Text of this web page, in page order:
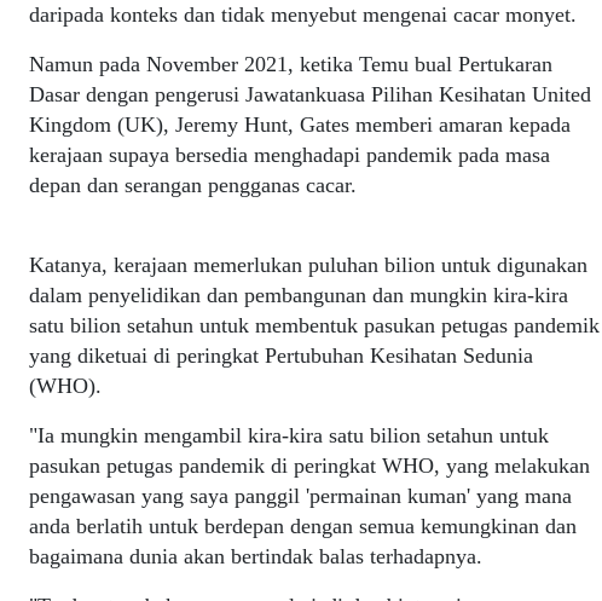
daripada konteks dan tidak menyebut mengenai cacar monyet.
Namun pada November 2021, ketika Temu bual Pertukaran
Dasar dengan pengerusi Jawatankuasa Pilihan Kesihatan United
Kingdom (UK), Jeremy Hunt, Gates memberi amaran kepada
kerajaan supaya bersedia menghadapi pandemik pada masa
depan dan serangan pengganas cacar.
Katanya, kerajaan memerlukan puluhan bilion untuk digunakan
dalam penyelidikan dan pembangunan dan mungkin kira-kira
satu bilion setahun untuk membentuk pasukan petugas pandemik
yang diketuai di peringkat Pertubuhan Kesihatan Sedunia
(WHO).
"Ia mungkin mengambil kira-kira satu bilion setahun untuk
pasukan petugas pandemik di peringkat WHO, yang melakukan
pengawasan yang saya panggil 'permainan kuman' yang mana
anda berlatih untuk berdepan dengan semua kemungkinan dan
bagaimana dunia akan bertindak balas terhadapnya.